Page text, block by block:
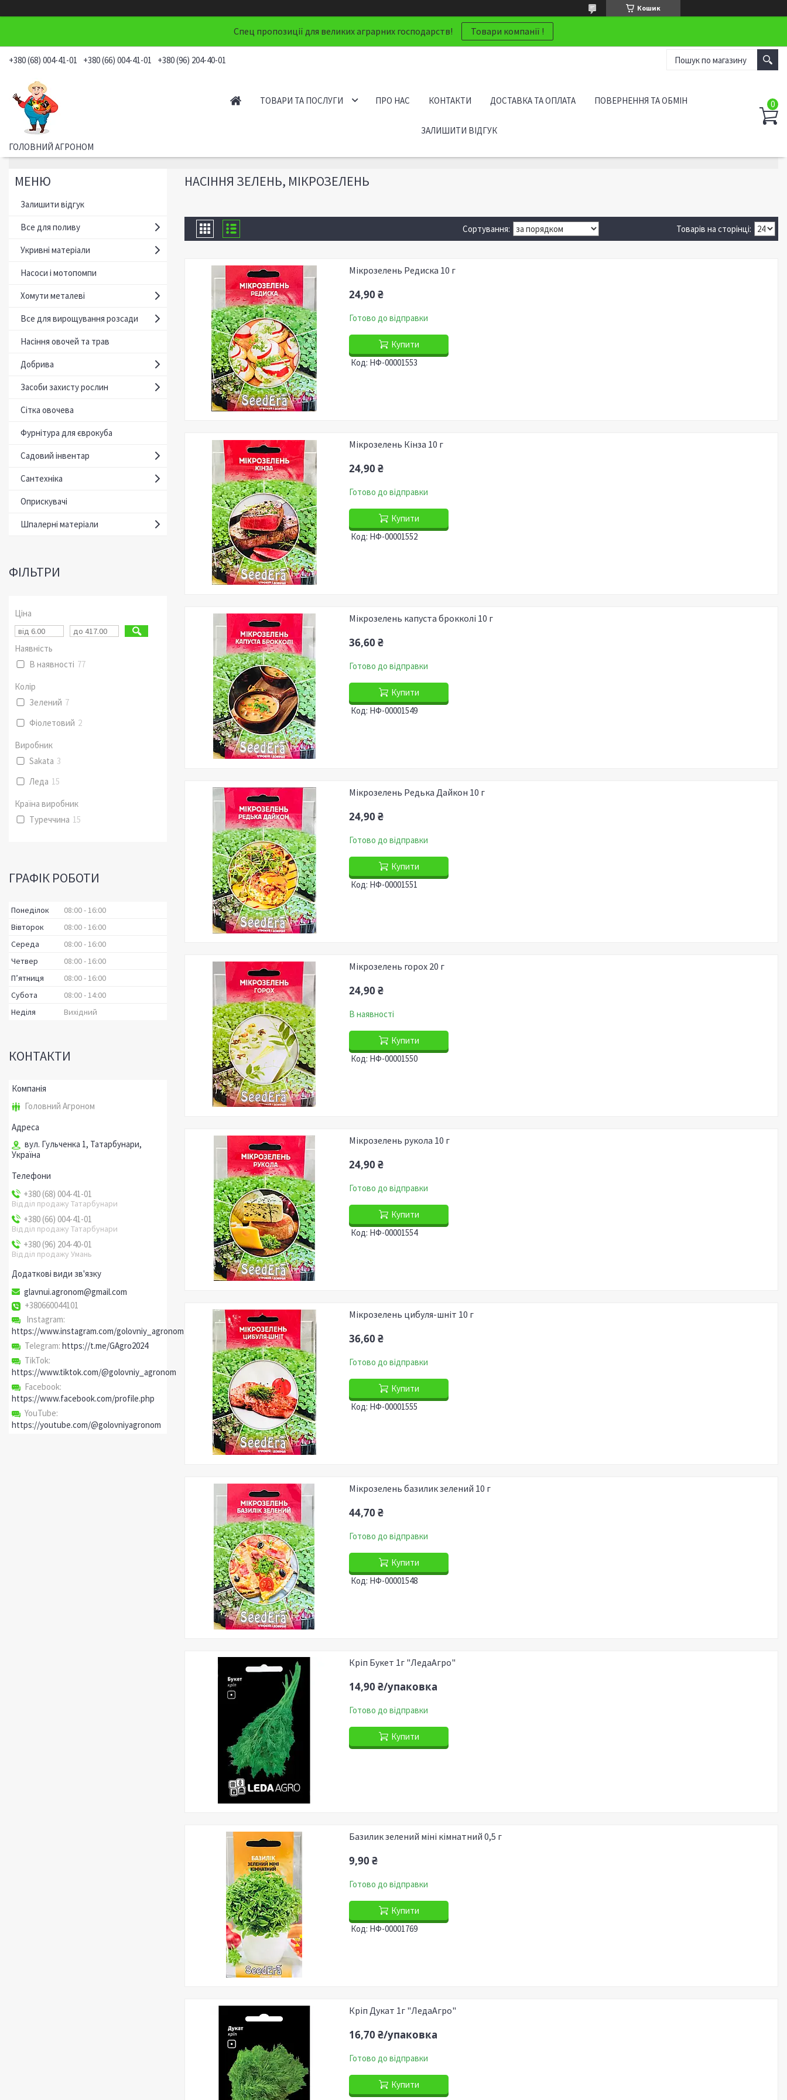
Кошик
Спец пропозиції для великих аграрних господарств! Товари компанії !
+380 (68) 004-41-01 +380 (66) 004-41-01 +380 (96) 204-40-01
ГОЛОВНИЙ АГРОНОМ
ТОВАРИ ТА ПОСЛУГИ ПРО НАС КОНТАКТИ ДОСТАВКА ТА ОПЛАТА ПОВЕРНЕННЯ ТА ОБМІН
ЗАЛИШИТИ ВІДГУК
НАСІННЯ ЗЕЛЕНЬ, МІКРОЗЕЛЕНЬ
Мікрозелень Редиска 10 г
24,90 ₴
Готово до відправки
Купити
НФ-00001553
Мікрозелень Кінза 10 г
24,90 ₴
Готово до відправки
Купити
НФ-00001552
Мікрозелень капуста брокколі 10 г
36,60 ₴
Готово до відправки
Купити
НФ-00001549
Мікрозелень Редька Дайкон 10 г
24,90 ₴
Готово до відправки
Купити
НФ-00001551
Мікрозелень горох 20 г
24,90 ₴
В наявності
Купити
НФ-00001550
Мікрозелень рукола 10 г
24,90 ₴
Готово до відправки
Купити
НФ-00001554
Мікрозелень цибуля-шніт 10 г
36,60 ₴
Готово до відправки
Купити
НФ-00001555
Мікрозелень базилик зелений 10 г
44,70 ₴
Готово до відправки
Купити
НФ-00001548
Кріп Букет 1г "ЛедаАгро"
14,90 ₴/упаковка
Готово до відправки
Купити
Базилик зелений міні кімнатний 0,5 г
9,90 ₴
Готово до відправки
Купити
НФ-00001769
Кріп Дукат 1г "ЛедаАгро"
16,70 ₴/упаковка
Готово до відправки
Купити
Залишити відгук
Все для поливу
Укривні матеріали
Насоси і мотопомпи
Хомути металеві
Все для вирощування розсади
Насіння овочей та трав
Добрива
Засоби захисту рослин
Сітка овочева
Фурнітура для єврокуба
Садовий інвентар
Сантехніка
Оприскувачі
Шпалерні матеріали
ФІЛЬТРИ
Ціна
Наявність
В наявності 77
Колір
Зелений 7
Фіолетовий 2
Виробник
Sakata 3
Леда 15
Країна виробник
Туреччина 15
ГРАФІК РОБОТИ
Понеділок 08:00 16:00
Вівторок
08:00 16:00
Середа
08:00 16:00
Четвер
08:00 16:00
Пʼятниця
08:00 16:00
Субота
08:00 14:00
Неділя
Вихідний
КОНТАКТИ
Головний Агроном
вул. Гульченка 1, Татарбунари,
Україна
+380 (68) 004-41-01
Відділ продажу Татарбунари
+380 (66) 004-41-01
Відділ продажу Татарбунари
+380 (96) 204-40-01
Відділ продажу Умань
glavnui.agronom@gmail.com
+380660044101
Instagram
https://www.instagram.com/golovniy_agronom
Telegram https://t.me/GAgro2024
TikTok
https://www.tiktok.com/@golovniy_agronom
Facebook
https://www.facebook.com/profile.php
YouTube
https://youtube.com/@golovniyagronom